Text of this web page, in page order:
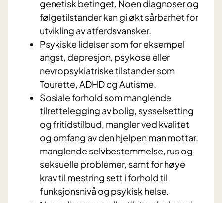
genetisk betinget. Noen diagnoser og
følgetilstander kan gi økt sårbarhet for
utvikling av atferdsvansker.
Psykiske lidelser som for eksempel
angst, depresjon, psykose eller
nevropsykiatriske tilstander som
Tourette, ADHD og Autisme.
Sosiale forhold som manglende
tilrettelegging av bolig, sysselsetting
og fritidstilbud, mangler ved kvalitet
og omfang av den hjelpen man mottar,
manglende selvbestemmelse, rus og
seksuelle problemer, samt for høye
krav til mestring sett i forhold til
funksjonsnivå og psykisk helse.